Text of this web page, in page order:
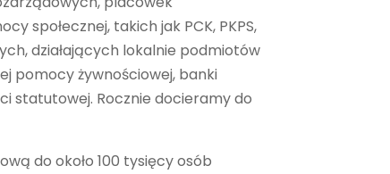
społecznej, takich jak PCK, PKPS,
działających lokalnie podmiotów
pomocy żywnościowej, banki
statutowej. Rocznie docieramy do
do około 100 tysięcy osób